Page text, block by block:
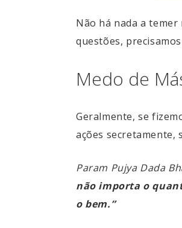
Não há nada a
questões,
Medo de
Geralmente, se
ações secretamente,
Param Pujya Dada
não importa o
o bem.”